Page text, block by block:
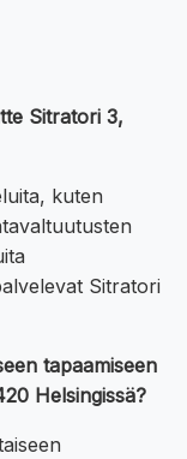
Sitratori 3,
kuten
Sitratori
tapaamiseen
Helsingissä?